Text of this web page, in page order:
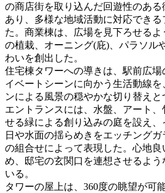
の商店街を取り込んだ回遊性のあ
あり、多様な地域活動に対応でき
た。商業棟は、広場を見下ろせる
の植栽、オーニング(庇)、パラソル
わいを創出した。
住宅棟タワーへの導きは、駅前広
イベートシーンに向かう生活動線
ンによる風景の穏やかな切り替えと
エントランスには、水盤、アート
せる緑による創り込みの庭を設え
日や水面の揺らめきをエッチング
の組合せによって表現した。心地
め、邸宅の玄関口を連想させるよ
いる。
タワーの屋上は、360度の眺望が可